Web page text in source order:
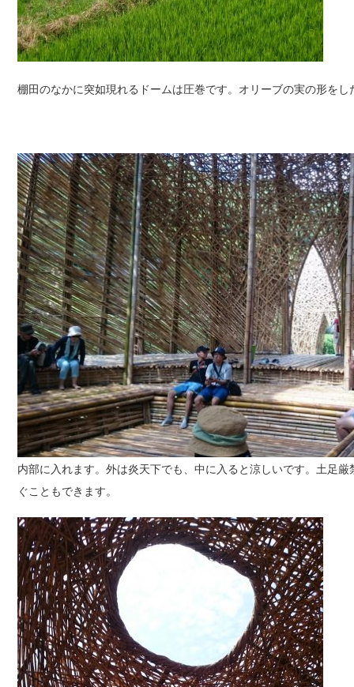
棚田のなかに突如現れるドームは圧巻です。オリーブの実の形を
内部に入れます。外は炎天下でも、中に入ると涼しいです。土足
ぐこともできます。